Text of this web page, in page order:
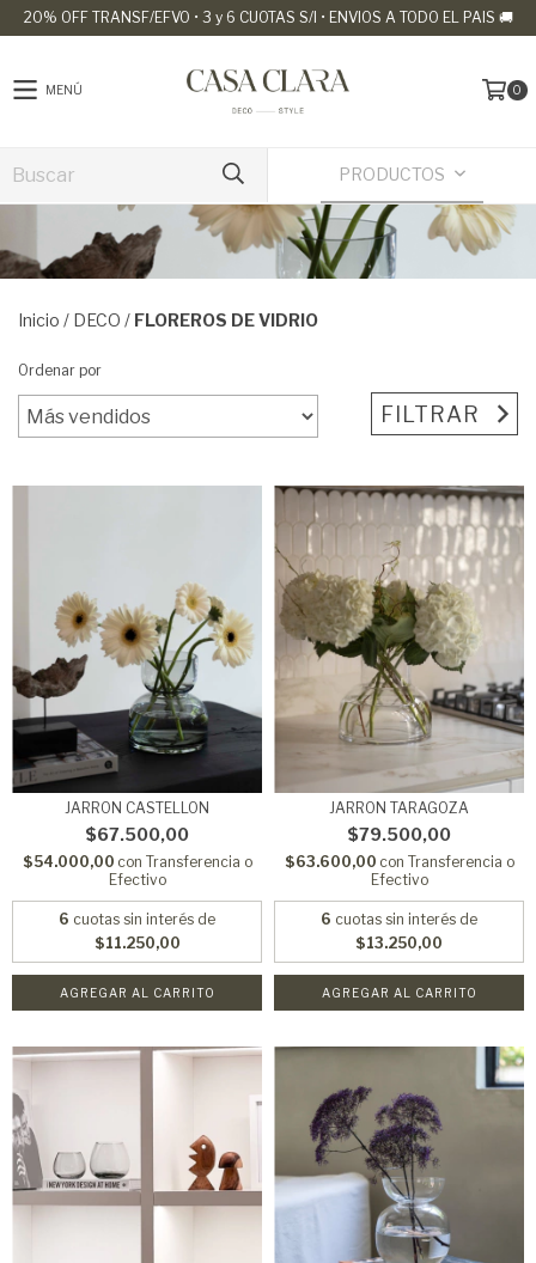
20% OFF TRANSF/EFVO • 3 y 6 CUOTAS S/I • ENVIOS A TODO EL PAIS 🚚
MENÚ 0
PRODUCTOS
Inicio / DECO / FLOREROS DE VIDRIO
Ordenar por
FILTRAR
JARRON CASTELLON
$67.500,00
$54.000,00 con Transferencia o
Efectivo
6 cuotas sin interés de
$11.250,00
AGREGAR AL CARRITO
JARRON TARAGOZA
$79.500,00
$63.600,00 con Transferencia o
Efectivo
6 cuotas sin interés de
$13.250,00
AGREGAR AL CARRITO